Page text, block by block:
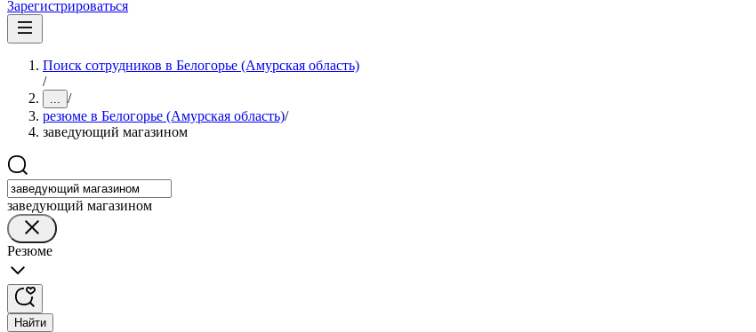
Зарегистрироваться
Поиск сотрудников в Белогорье (Амурская область)
/
... /
резюме в Белогорье (Амурская область)/
заведующий магазином
заведующий магазином
Резюме
Найти